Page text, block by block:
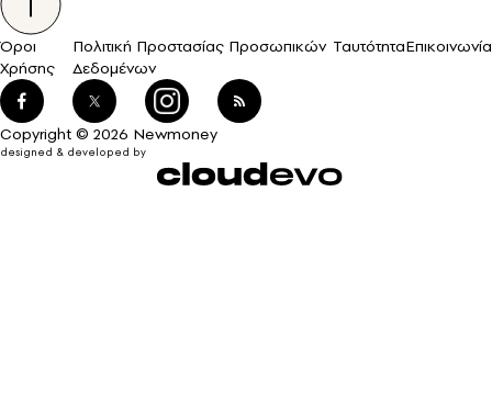
Όροι
Χρήσης
Πολιτική Προστασίας Προσωπικών
Δεδομένων
ΤαυτότηταΕπικοινωνία
Copyright © 2026 Newmoney
designed & developed by